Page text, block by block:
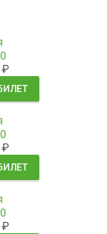
₽
₽
₽